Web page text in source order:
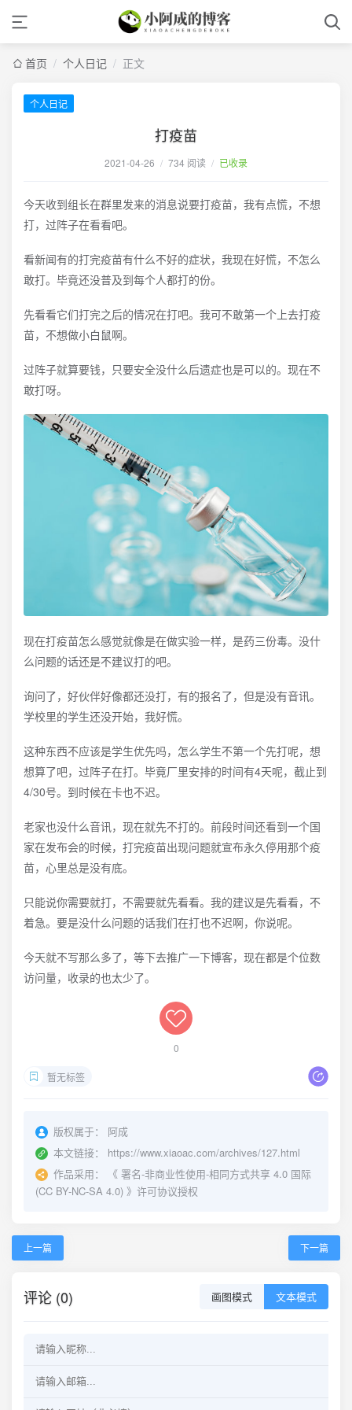
首页 / 个人日记 / 正文
个人日记
打疫苗
2021-04-26 / 734 阅读 / 已收录
今天收到组长在群里发来的消息说要打疫苗，我有点慌，不想
打，过阵子在看看吧。
看新闻有的打完疫苗有什么不好的症状，我现在好慌，不怎么
敢打。毕竟还没普及到每个人都打的份。
先看看它们打完之后的情况在打吧。我可不敢第一个上去打疫
苗，不想做小白鼠啊。
过阵子就算要钱，只要安全没什么后遗症也是可以的。现在不
敢打呀。
现在打疫苗怎么感觉就像是在做实验一样，是药三份毒。没什
么问题的话还是不建议打的吧。
询问了，好伙伴好像都还没打，有的报名了，但是没有音讯。
学校里的学生还没开始，我好慌。
这种东西不应该是学生优先吗，怎么学生不第一个先打呢，想
想算了吧，过阵子在打。毕竟厂里安排的时间有4天呢，截止到
4/30号。到时候在卡也不迟。
老家也没什么音讯，现在就先不打的。前段时间还看到一个国
家在发布会的时候，打完疫苗出现问题就宣布永久停用那个疫
苗，心里总是没有底。
只能说你需要就打，不需要就先看看。我的建议是先看看，不
着急。要是没什么问题的话我们在打也不迟啊，你说呢。
今天就不写那么多了，等下去推广一下博客，现在都是个位数
访问量，收录的也太少了。
0
暂无标签
版权属于：
阿成
本文链接：
https://www.xiaoac.com/archives/127.html
作品采用：
《 署名-非商业性使用-相同方式共享 4.0 国际
(CC BY-NC-SA 4.0) 》许可协议授权
上一篇 下一篇
评论 (0) 画图模式 文本模式